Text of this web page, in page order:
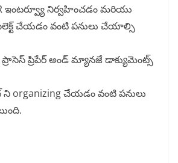
నిర్వహించడం మరియు
చేయడం వంటి పనులు చేయాల్సి
ప్రాసెస్ ప్రిపేర్ అండ్ మ్యానజే డాక్యుమెంట్స్
organizing చేయడం వంటి పనులు